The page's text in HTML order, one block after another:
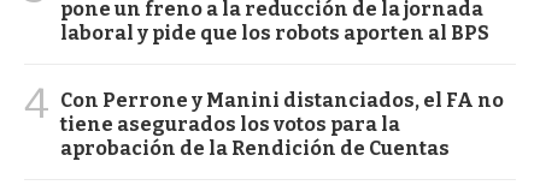
pone un freno a la reducción de la jornada
laboral y pide que los robots aporten al BPS
4 Con Perrone y Manini distanciados, el FA no
tiene asegurados los votos para la
aprobación de la Rendición de Cuentas